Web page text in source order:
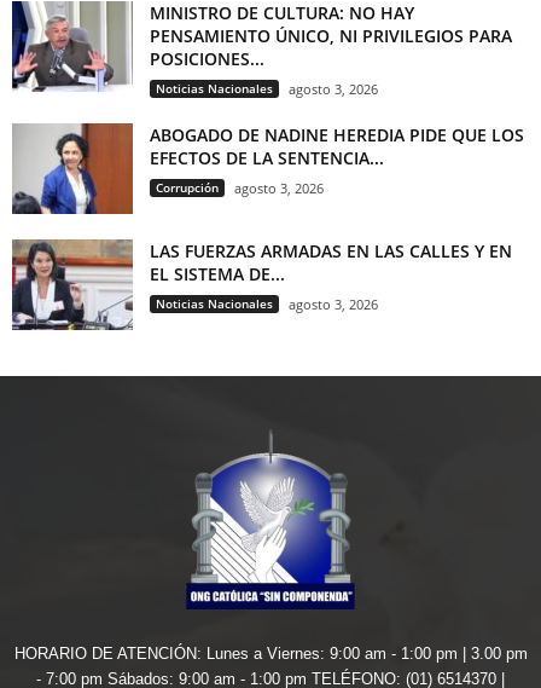
MINISTRO DE CULTURA: NO HAY
PENSAMIENTO ÚNICO, NI PRIVILEGIOS PARA
POSICIONES...
Noticias Nacionales agosto 3, 2026
ABOGADO DE NADINE HEREDIA PIDE QUE LOS
EFECTOS DE LA SENTENCIA...
Corrupción agosto 3, 2026
LAS FUERZAS ARMADAS EN LAS CALLES Y EN
EL SISTEMA DE...
Noticias Nacionales agosto 3, 2026
HORARIO DE ATENCIÓN: Lunes a Viernes: 9:00 am - 1:00 pm | 3.00 pm
- 7:00 pm Sábados: 9:00 am - 1:00 pm TELÉFONO: (01) 6514370 |